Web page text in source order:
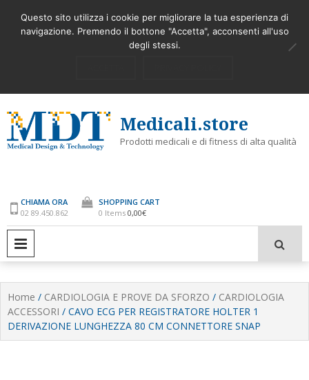
content
Latest
AMBIENTE ORA SI PUO’
Medicali.store
Prodotti medicali e di fitness di alta qualità
CHIAMA ORA
02 89.450.862
SHOPPING CART
0 Items 0,00€
Home / CARDIOLOGIA E PROVE DA SFORZO / CARDIOLOGIA
ACCESSORI / CAVO ECG PER REGISTRATORE HOLTER 1
DERIVAZIONE LUNGHEZZA 80 CM CONNETTORE SNAP
Questo sito utilizza i cookie per migliorare la tua esperienza di
navigazione. Premendo il bottone "Accetta", acconsenti all'uso
degli stessi.